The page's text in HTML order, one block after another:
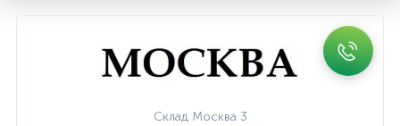
Склад Москва 3